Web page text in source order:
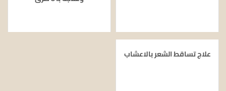
علاج تساقط الشعر بالاعشاب